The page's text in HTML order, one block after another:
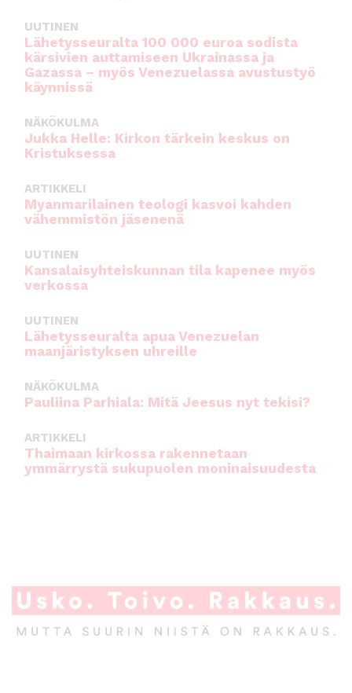
UUTINEN
Lähetysseuralta 100 000 euroa sodista
kärsivien auttamiseen Ukrainassa ja
Gazassa – myös Venezuelassa avustustyö
käynnissä
NÄKÖKULMA
Jukka Helle: Kirkon tärkein keskus on
Kristuksessa
ARTIKKELI
Myanmarilainen teologi kasvoi kahden
vähemmistön jäsenenä
UUTINEN
Kansalaisyhteiskunnan tila kapenee myös
verkossa
UUTINEN
Lähetysseuralta apua Venezuelan
maanjäristyksen uhreille
NÄKÖKULMA
Pauliina Parhiala: Mitä Jeesus nyt tekisi?
ARTIKKELI
Thaimaan kirkossa rakennetaan
ymmärrystä sukupuolen moninaisuudesta